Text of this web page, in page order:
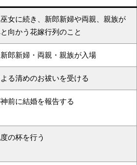
女に続き、新郎新婦や両親、親族が
向かう花嫁行列のこと
郎新婦・両親・親族が入場
る清めのお祓いを受ける
前に結婚を報告する
の杯を行う